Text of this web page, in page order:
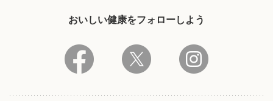
おいしい健康をフォローしよう